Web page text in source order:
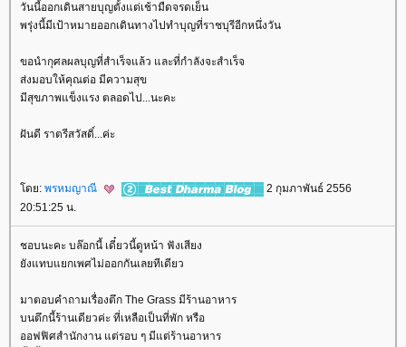
วันนี้ออกเดินสายบุญตั้งแต่เช้ามืดจรดเย็น
พรุ่งนี้มีเป้าหมายออกเดินทางไปทำบุญที่ราชบุรีอีกหนึ่งวัน
ขอนำกุศลผลบุญที่สำเร็จแล้ว และที่กำลังจะสำเร็จ
ส่งมอบให้คุณต่อ มีความสุข
มีสุขภาพแข็งแรง ตลอดไป...นะคะ
ฝันดี ราตรีสวัสดิ์...ค่ะ
ดย: พรหมญาณี
2 กุมภาพันธ์ 2556
20:51:25 น.
ชอบนะคะ บล๊อกนี้ เดี๋ยวนี้ดูหน้า ฟังเสียง
ังแทบแยกเพศไม่ออกกันเลยทีเดียว
มาตอบคำถามเรื่องตึก The Grass มีร้านอาหาร
บนตึกนี้ร้านเดียวค่ะ ที่เหลือเป็นที่พัก หรือ
ออฟฟิศสำนักงาน แต่รอบ ๆ มีแต่ร้านอาหาร